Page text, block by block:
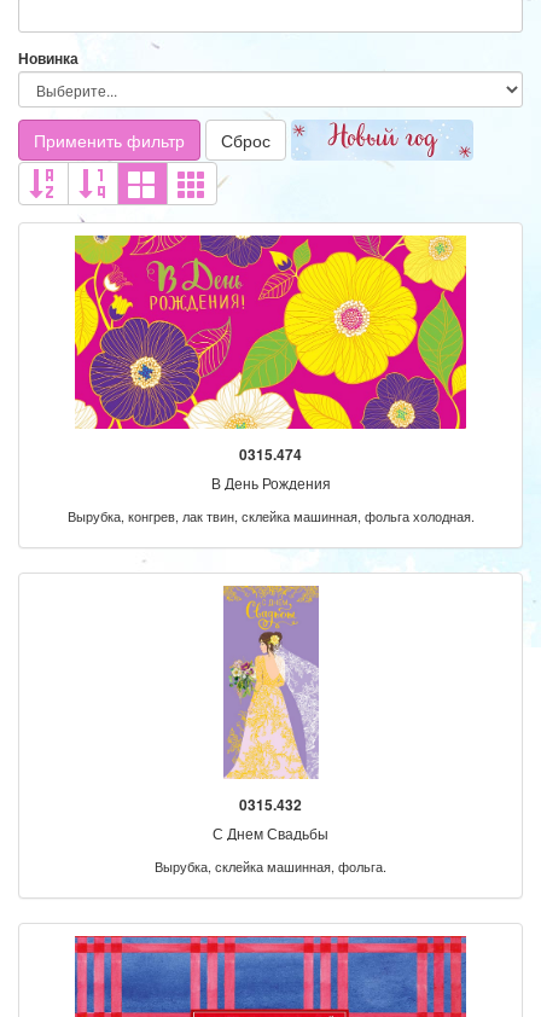
Новинка
Применить фильтр Сброс
0315.474
В День Рождения
Вырубка, конгрев, лак твин, склейка машинная, фольга холодная.
0315.432
С Днем Свадьбы
Вырубка, склейка машинная, фольга.